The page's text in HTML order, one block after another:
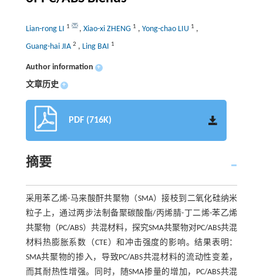
Lian-rong LI 1 , Xiao-xi ZHENG 1 , Yong-chao LIU 1 ,
Guang-hai JIA 2 , Ling BAI 1
Author information +
文章历史 +
PDF (716K)
摘要
采用苯乙烯-马来酸酐共聚物（SMA）接枝到二氧化硅纳米
粒子上，通过两步法制备聚碳酸酯/丙烯腈-丁二烯-苯乙烯
共聚物（PC/ABS）共混材料，探究SMA共聚物对PC/ABS共混
材料热膨胀系数（CTE）和冲击强度的影响。结果表明：
SMA共聚物的掺入，导致PC/ABS共混材料的流动性变差，
而其耐热性增强。同时，随SMA掺量的增加，PC/ABS共混